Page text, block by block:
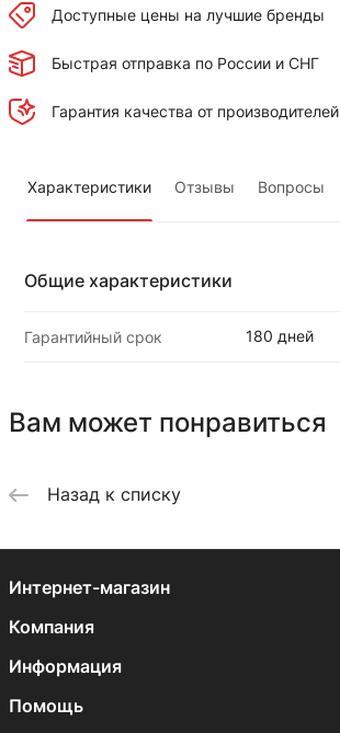
Доступные цены на лучшие бренды
Быстрая отправка по России и СНГ
Гарантия качества от производителей
Характеристики Отзывы Вопросы
Общие характеристики
Гарантийный срок 180 дней
Вам может понравиться
Назад к списку
Интернет-магазин
Компания
Информация
Помощь